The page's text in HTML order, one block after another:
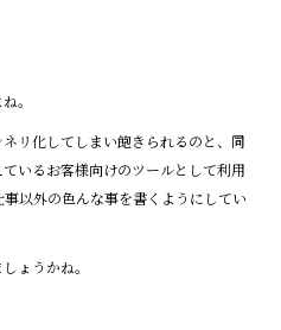
。
リ化してしまい飽きられるのと、同
いるお客様向けのツールとして利用
以外の色んな事を書くようにしてい
ょうかね。